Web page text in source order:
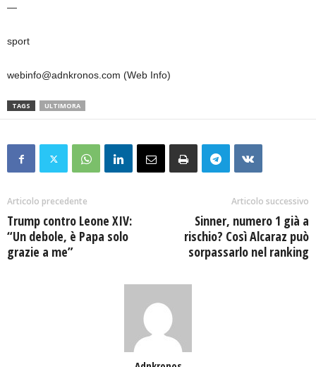
—
sport
webinfo@adnkronos.com (Web Info)
TAGS ULTIMORA
Articolo precedente
Trump contro Leone XIV:
“Un debole, è Papa solo
grazie a me”
Articolo successivo
Sinner, numero 1 già a
rischio? Così Alcaraz può
sorpassarlo nel ranking